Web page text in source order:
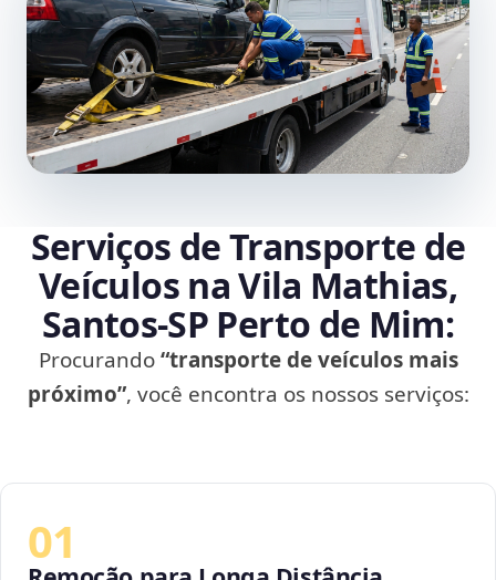
Serviços de Transporte de
Veículos na Vila Mathias,
Santos‑SP Perto de Mim:
Procurando“transporte de veículos mais
próximo”, você encontra os nossos serviços:
01